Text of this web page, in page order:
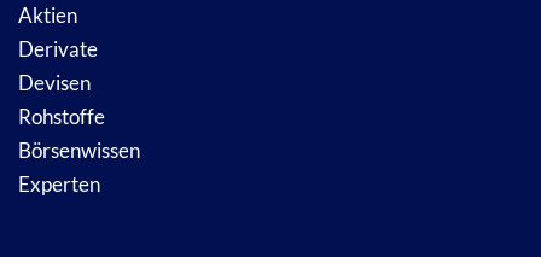
Aktien
Derivate
Devisen
Rohstoffe
Börsenwissen
Experten